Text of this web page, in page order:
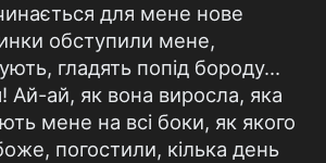
для мене нове
обступили мене,
гладять попід бороду...
ай, як вона виросла, яка
мене на всі боки, як якого
погостили, кілька день